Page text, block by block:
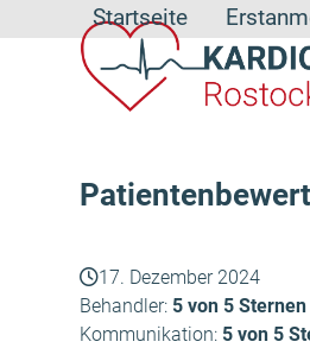
to
Startseite
17. Dezember 2024
Behandler: 5 von 5 Sternen
Kommunikation: 5 von 5